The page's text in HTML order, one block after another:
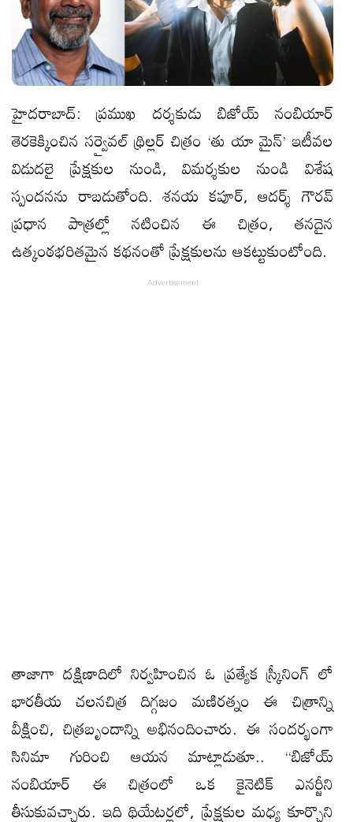
హైదరాబాద్: ప్రముఖ దర్శకుడు బిజోయ్ నంబియార్
తెరకెక్కించిన సర్వైవల్ థ్రిల్లర్ చిత్రం ‘తు యా మైన్’ ఇటీవల
విడుదలై ప్రేక్షకుల నుండి, విమర్శకుల నుండి విశేష
స్పందనను రాబడుతోంది. శనయ కపూర్, ఆదర్శ్ గౌరవ్
ప్రధాన పాత్రల్లో నటించిన ఈ చిత్రం, తనదైన
ఉత్కంఠభరితమైన కథనంతో ప్రేక్షకులను ఆకట్టుకుంటోంది.
తాజాగా దక్షిణాదిలో నిర్వహించిన ఓ ప్రత్యేక స్క్రీనింగ్ లో
భారతీయ చలనచిత్ర దిగ్గజం మణిరత్నం ఈ చిత్రాన్ని
వీక్షించి, చిత్రబృందాన్ని అభినందించారు. ఈ సందర్భంగా
సినిమా గురించి ఆయన మాట్లాడుతూ.. “బిజోయ్
నంబియార్ ఈ చిత్రంలో ఒక కైనెటిక్ ఎనర్జీని
తీసుకువచ్చారు. ఇది థియేటర్లలో, ప్రేక్షకుల మధ్య కూర్చొని